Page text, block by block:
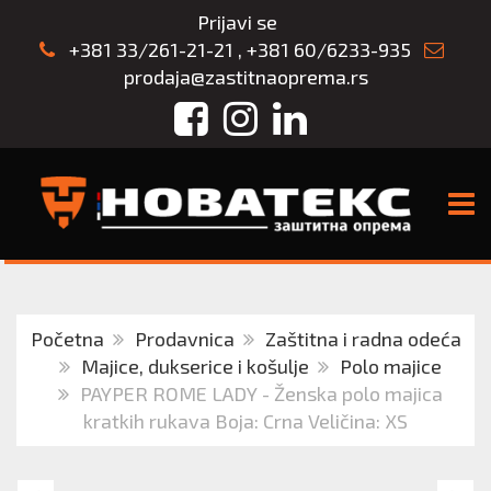
Prijavi se
+381 33/261-21-21 , +381 60/6233-935
prodaja@zastitnaoprema.rs
FacebookInstagram
LinkedIn
Početna Prodavnica
Zaštitna i radna odeća
Majice, dukserice i košulje
Polo majice
PAYPER ROME LADY - Ženska polo majica
kratkih rukava Boja: Crna Veličina: XS